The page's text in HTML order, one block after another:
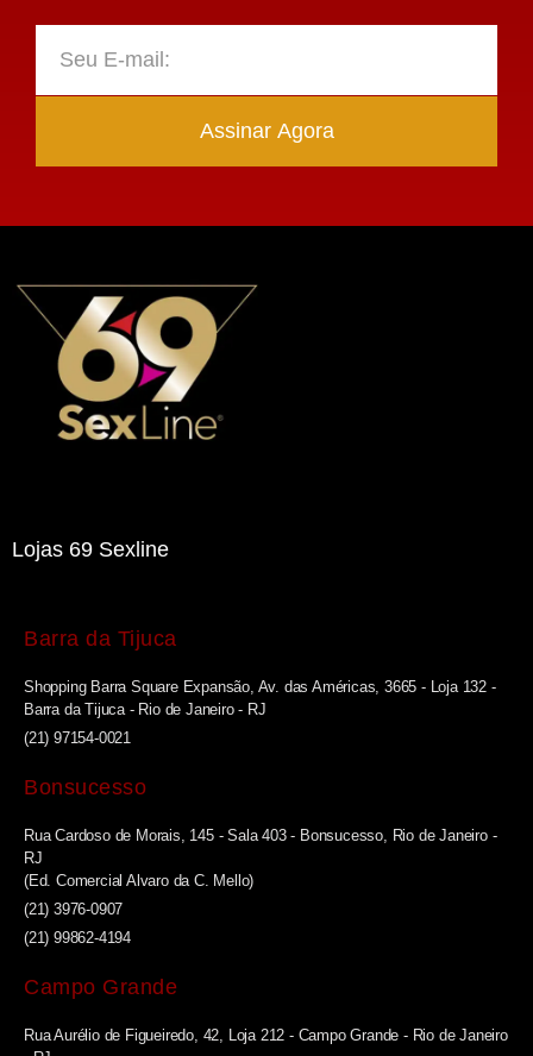
Assinar Agora
Lojas 69 Sexline
Barra da Tijuca
Shopping Barra Square Expansão, Av. das Américas, 3665 - Loja 132 -
Barra da Tijuca - Rio de Janeiro - RJ
(21) 97154-0021
Bonsucesso
Rua Cardoso de Morais, 145 - Sala 403 - Bonsucesso, Rio de Janeiro -
RJ
(Ed. Comercial Alvaro da C. Mello)
(21) 3976-0907
(21) 99862-4194
Campo Grande
Rua Aurélio de Figueiredo, 42, Loja 212 - Campo Grande - Rio de Janeiro